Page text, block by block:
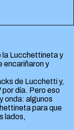
la Lucchettineta y
encariñaron y
de Lucchetti y,
día. Pero eso
onda: algunos
para que
lados,